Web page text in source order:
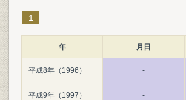
1
年 月日
平成8年（1996） -
平成9年（1997） -